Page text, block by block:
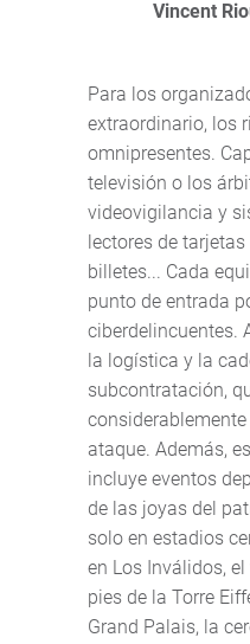
Vincent
Para los
extraordinario, los
omnipresentes.
televisión o los
videovigilancia y
lectores de
billetes... Cada
punto de entrada
ciberdelincuentes.
la logística y la
subcontratación,
ataque. Además,
incluye eventos
de las joyas del
solo en estadios
en Los Inválidos,
pies de la Torre
Grand Palais, la